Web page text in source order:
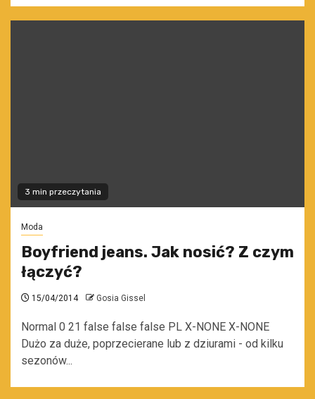
3 min przeczytania
Moda
Boyfriend jeans. Jak nosić? Z czym
łączyć?
15/04/2014 Gosia Gissel
Normal 0 21 false false false PL X-NONE X-NONE
Dużo za duże, poprzecierane lub z dziurami - od kilku
sezonów...